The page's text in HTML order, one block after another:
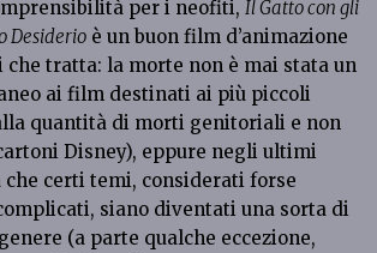
per i neofiti, Il Gatto con gli
Desiderio è un buon film d’animazione
che tratta: la morte non è mai stata un
ai film destinati ai più piccoli
quantità di morti genitoriali e non
Disney), eppure negli ultimi
che certi temi, considerati forse
siano diventati una sorta di
(a parte qualche eccezione,